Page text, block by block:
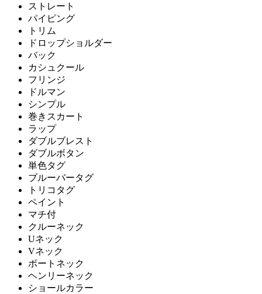
ストレート
パイピング
トリム
ドロップショルダー
バック
カシュクール
フリンジ
ドルマン
シンプル
巻きスカート
ラップ
ダブルブレスト
ダブルボタン
単色タグ
ブルーバータグ
トリコタグ
ペイント
マチ付
クルーネック
Uネック
Vネック
ボートネック
ヘンリーネック
ショールカラー